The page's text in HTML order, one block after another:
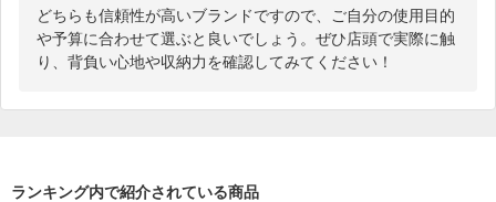
どちらも信頼性が高いブランドですので、ご自分の使用目的
や予算に合わせて選ぶと良いでしょう。ぜひ店頭で実際に触
り、背負い心地や収納力を確認してみてください！
ランキング内で紹介されている商品